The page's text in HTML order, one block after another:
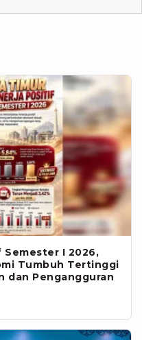
I 2026,
Tumbuh Tertinggi
dan Pengangguran